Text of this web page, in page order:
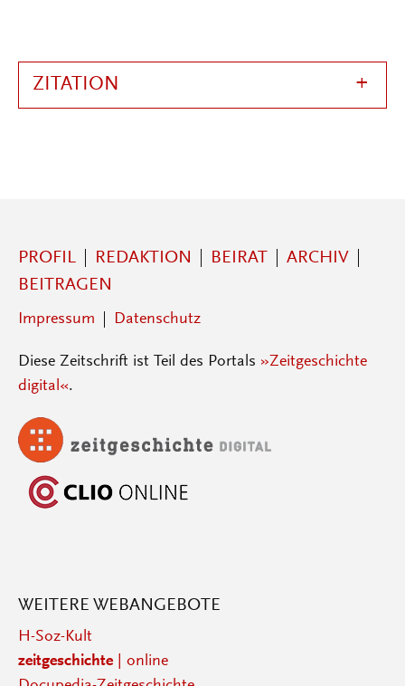
ZITATION
PROFIL REDAKTION BEIRAT
ARCHIV
BEITRAGEN
Impressum Datenschutz
Diese Zeitschrift ist Teil des Portals »Zeitgeschichte
digital«.
WEITERE WEBANGEBOTE
H-Soz-Kult
zeitgeschichte| online